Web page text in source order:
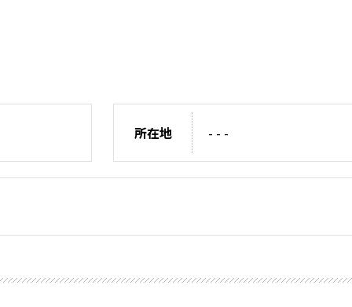
所在地 - - -